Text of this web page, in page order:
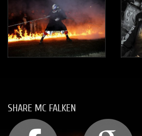
SHARE MC FALKEN